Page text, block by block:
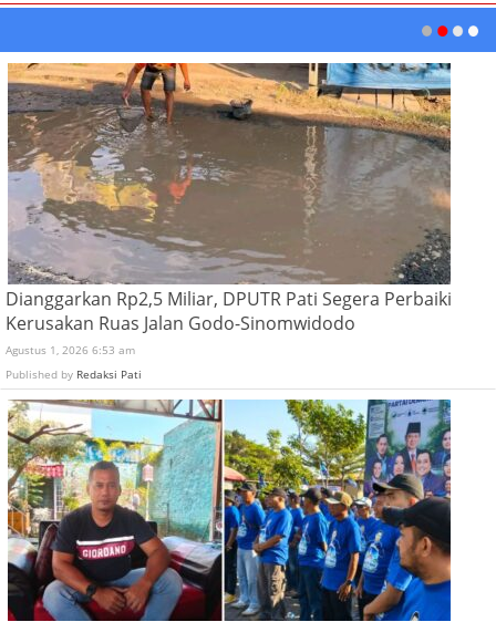
Dianggarkan Rp2,5 Miliar, DPUTR Pati Segera Perbaiki
Kerusakan Ruas Jalan Godo-Sinomwidodo
Agustus 1, 2026 6:53 am
Published by Redaksi Pati